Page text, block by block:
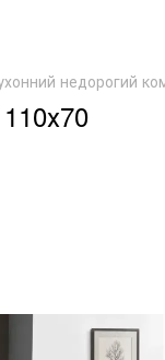
недорогий